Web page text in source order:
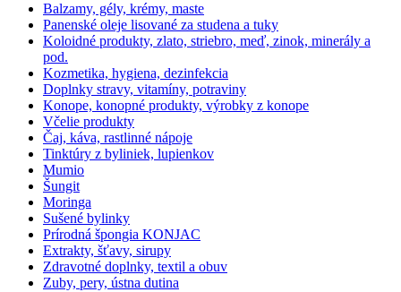
Balzamy, gély, krémy, maste
Panenské oleje lisované za studena a tuky
Koloidné produkty, zlato, striebro, meď, zinok, minerály a
pod.
Kozmetika, hygiena, dezinfekcia
Doplnky stravy, vitamíny, potraviny
Konope, konopné produkty, výrobky z konope
Včelie produkty
Čaj, káva, rastlinné nápoje
Tinktúry z byliniek, lupienkov
Mumio
Šungit
Moringa
Sušené bylinky
Prírodná špongia KONJAC
Extrakty, šťavy, sirupy
Zdravotné doplnky, textil a obuv
Zuby, pery, ústna dutina